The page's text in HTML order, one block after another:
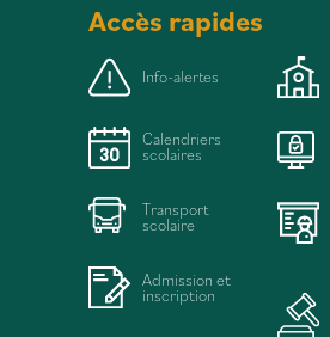
Accès rapides
Info-alertes
Calendriers
scolaires
Transport
scolaire
Admission et
inscription